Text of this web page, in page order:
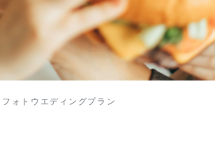
フォトウエディングプラン